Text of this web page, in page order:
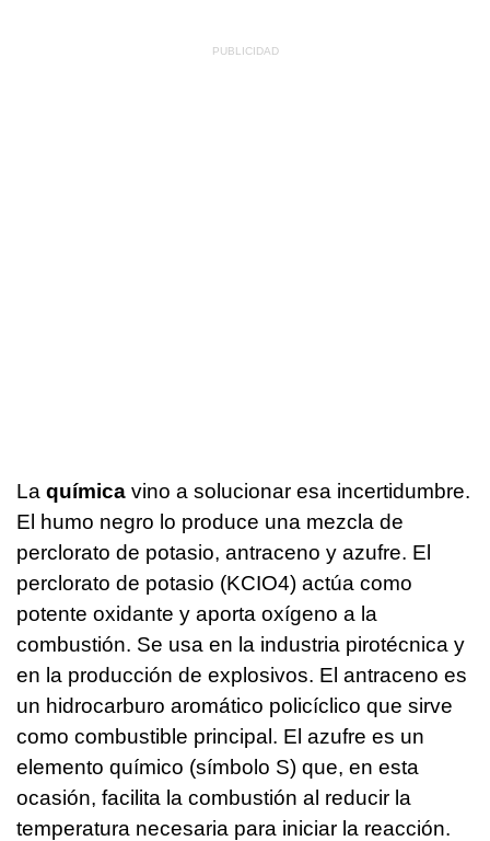
La química vino a solucionar esa incertidumbre.
El humo negro lo produce una mezcla de
perclorato de potasio, antraceno y azufre. El
perclorato de potasio (KCIO4) actúa como
potente oxidante y aporta oxígeno a la
combustión. Se usa en la industria pirotécnica y
en la producción de explosivos. El antraceno es
un hidrocarburo aromático policíclico que sirve
como combustible principal. El azufre es un
elemento químico (símbolo S) que, en esta
ocasión, facilita la combustión al reducir la
temperatura necesaria para iniciar la reacción.